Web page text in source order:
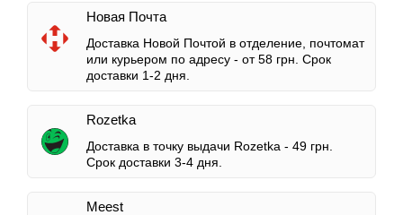
Новая Почта
Доставка Новой Почтой в отделение, почтомат
или курьером по адресу - от 58 грн. Срок
доставки 1-2 дня.
Rozetka
Доставка в точку выдачи Rozetka - 49 грн.
Срок доставки 3-4 дня.
Meest